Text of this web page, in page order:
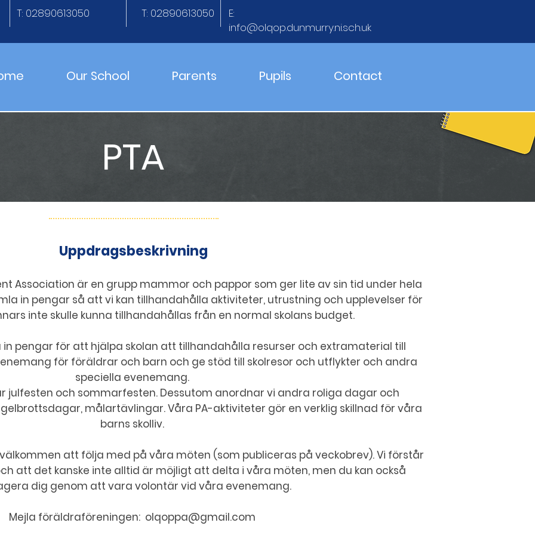
Our School Parents Pupils Contact
T: 02890613050 T: 02890613050
E:
info@olqop.dunmurry.ni.sch.uk
PTA
Uppdragsbeskrivning
Association är en grupp mammor och pappor som ger lite av sin tid under hela
in pengar så att vi kan tillhandahålla aktiviteter, utrustning och upplevelser för
inte skulle kunna tillhandahållas från en normal skolans budget.
pengar för att hjälpa skolan att tillhandahålla resurser och extramaterial till
för föräldrar och barn och ge stöd till skolresor och utflykter och andra
speciella evenemang.
julfesten och sommarfesten. Dessutom anordnar vi andra roliga dagar och
målartävlingar. Våra PA-aktiviteter gör en verklig skillnad för våra
barns skolliv.
att följa med på våra möten (som publiceras på veckobrev). Vi förstår
att det kanske inte alltid är möjligt att delta i våra möten, men du kan också
dig genom att vara volontär vid våra evenemang.
Mejla föräldraföreningen: olqoppa@gmail.com